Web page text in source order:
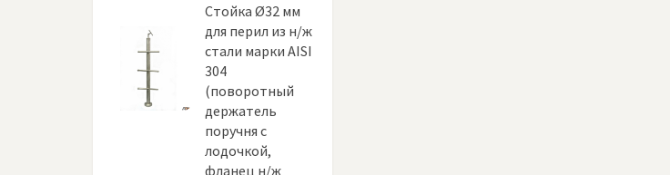
Стойка Ø32 мм
для перил из н/ж
стали марки AISI
304
(поворотный
держатель
поручня с
лодочкой,
фланец н/ж